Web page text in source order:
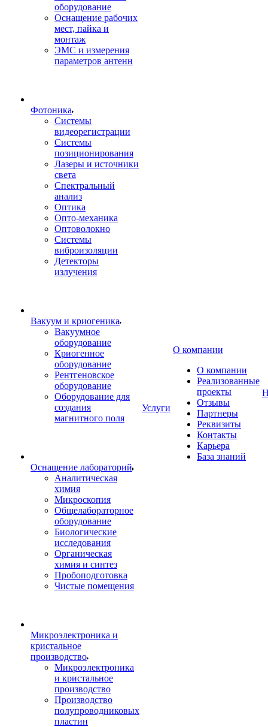
оборудование
Оснащение рабочих
мест, пайка и
монтаж
ЭМС и измерения
параметров антенн
Фотоника
Cистемы
видеорегистрации
Системы
позиционирования
Лазеры и источники
света
Спектральный
анализ
Оптика
Опто-механика
Оптоволокно
Системы
виброизоляции
Детекторы
излучения
Вакуум и криогеника
Вакуумное
оборудование
Криогенное
оборудование
Рентгеновское
оборудование
Оборудование для
создания
магнитного поля
Оснащение лабораторий
Аналитическая
химия
Микроскопия
Общелабораторное
оборудование
Биологические
исследования
Органическая
химия и синтез
Пробоподготовка
Чистые помещения
Микроэлектроника и
кристальное
производство
Микроэлектроника
и кристальное
производство
Производство
полупроводниковых
пластин
Услуги
О компании
О компании
Реализованные
проекты
Отзывы
Партнеры
Реквизиты
Контакты
Карьера
База знаний